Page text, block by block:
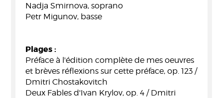
Nadja Smirnova, soprano
Petr Migunov, basse
Plages :
Préface à l'édition complète de mes oeuvres
et brèves réflexions sur cette préface, op. 123 /
Dmitri Chostakovitch
Deux Fables d'Ivan Krylov, op. 4 / Dmitri